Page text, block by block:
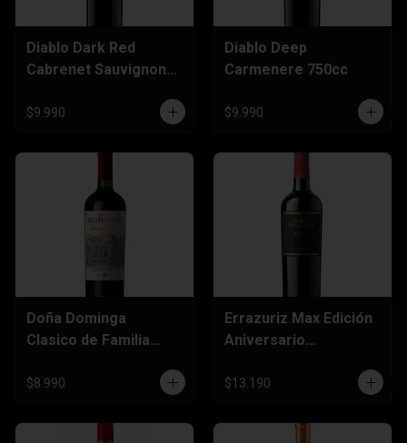
Diablo Dark Red
Cabrenet Sauvignon
$9.990
Diablo Deep
Carmenere 750cc
$9.990
Doña Dominga
Clasico de Familia
750cc
$8.990
Errazuriz Max Edición
Aniversario
$13.190